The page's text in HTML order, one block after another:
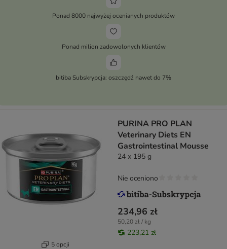
Ponad 8000 najwyżej ocenianych produktów
Ponad milion zadowolonych klientów
bitiba Subskrypcja: oszczędź nawet do 7%
5 opcji
PURINA PRO PLAN
Veterinary Diets EN
Gastrointestinal Mousse
24 x 195 g
234,96 zł
50,20 zł / kg
223,21 zł
Nie oceniono